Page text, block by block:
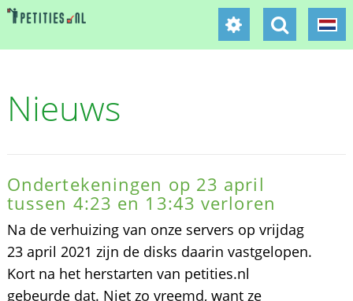
Nieuws
Ondertekeningen op 23 april
tussen 4:23 en 13:43 verloren
Na de verhuizing van onze servers op vrijdag
23 april 2021 zijn de disks daarin vastgelopen.
Kort na het herstarten van petities.nl
gebeurde dat. Niet zo vreemd, want ze